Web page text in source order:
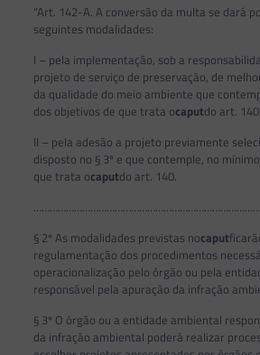
“Art. 142-A. A conversão da multa se dará
seguintes modalidades:
I – pela implementação, sob a
projeto de serviço de preservação, de
da qualidade do meio ambiente que
dos objetivos de que trata ocaputdo art.
II – pela adesão a projeto previamente
disposto no § 3º e que contemple, no
que trata ocaputdo art. 140.
§ 2º As modalidades previstas nocaput
regulamentação dos procedimentos
operacionalização pelo órgão ou pela
responsável pela apuração da infração
§ 3º O órgão ou a entidade ambiental
da infração ambiental poderá realizar